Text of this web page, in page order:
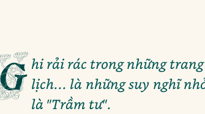
hi rải rác trong những
lịch... là những suy nghĩ
là "Trầm tư".